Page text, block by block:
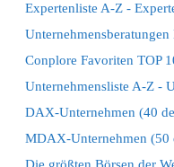
Expertenliste A-Z -
Conplore Favoriten TOP
Unternehmensliste A-Z -
DAX-Unternehmen (40
MDAX-Unternehmen (50